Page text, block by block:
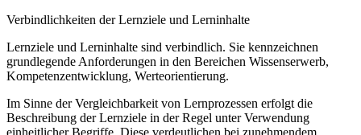
Verbindlichkeiten der Lernziele und Lerninhalte
Lernziele und Lerninhalte sind verbindlich. Sie kennzeichnen
grundlegende Anforderungen in den Bereichen Wissenserwerb,
Kompetenzentwicklung, Werteorientierung.
Im Sinne der Vergleichbarkeit von Lernprozessen erfolgt die
Beschreibung der Lernziele in der Regel unter Verwendung